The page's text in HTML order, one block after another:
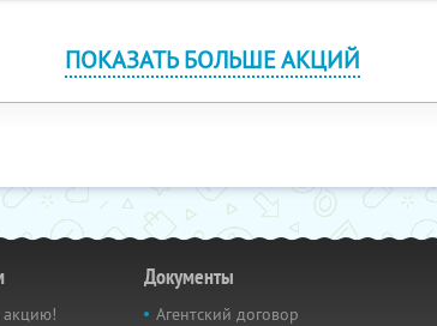
ПОКАЗАТЬ БОЛЬШЕ АКЦИЙ
акцию!
Документы
Агентский договор